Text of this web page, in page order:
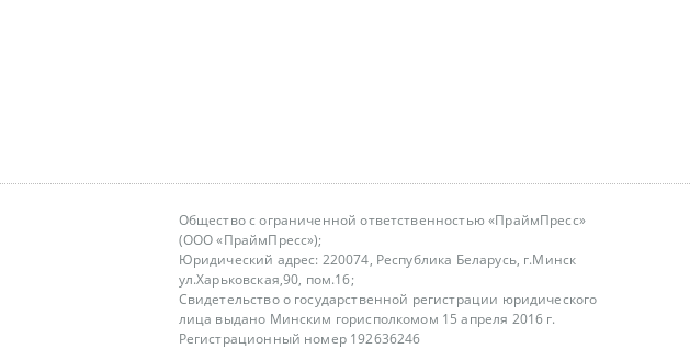
Общество с ограниченной ответственностью «ПраймПресс»
(ООО «ПраймПресс»);
Юридический адрес: 220074, Республика Беларусь, г.Минск
ул.Харьковская,90, пом.16;
Свидетельство о государственной регистрации юридического
лица выдано Минским горисполкомом 15 апреля 2016 г.
Регистрационный номер 192636246